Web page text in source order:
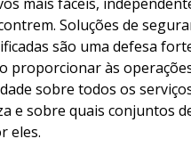
Soluções de
são uma defesa
proporcionar às
sobre todos os
e sobre quais conjuntos
eles.